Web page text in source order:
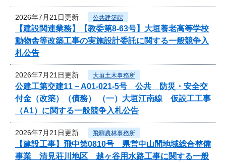
2026年7月21日更新 公共建築課
【建設関連業務】【教委第8-63号】大垣養老高等学校
動物舎等改築工事の実施設計委託に関する一般競争入
札公告
2026年7月21日更新 大垣土木事務所
公建工第交建11－A01-021-5号 公共 防災・安全交
付金（改築）（債務） （一）大垣江南線 仮設工工事
（A1）に関する一般競争入札公告
2026年7月21日更新 飛騨農林事務所
【建設工事】飛中第0810号 県営中山間地域総合整備
事業 清見荘川地区 越ヶ谷用水路工事に関する一般